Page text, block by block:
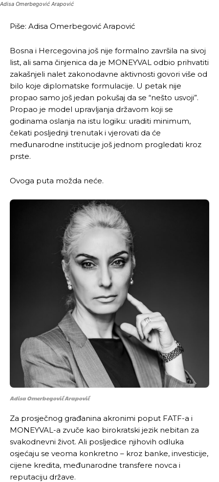
Adisa Omerbegović Arapović
Piše: Adisa Omerbegović Arapović
Bosna i Hercegovina još nije formalno završila na sivoj
list, ali sama činjenica da je MONEYVAL odbio prihvatiti
zakašnjeli nalet zakonodavne aktivnosti govori više od
bilo koje diplomatske formulacije. U petak nije
propao samo još jedan pokušaj da se “nešto usvoji”.
Propao je model upravljanja državom koji se
godinama oslanja na istu logiku: uraditi minimum,
čekati posljednji trenutak i vjerovati da će
međunarodne institucije još jednom progledati kroz
prste.
Ovoga puta možda neće.
Adisa Omerbegović Arapović
Za prosječnog građanina akronimi poput FATF-a i
MONEYVAL-a zvuče kao birokratski jezik nebitan za
svakodnevni život. Ali posljedice njihovih odluka
osjećaju se veoma konkretno – kroz banke, investicije,
cijene kredita, međunarodne transfere novca i
reputaciju države.